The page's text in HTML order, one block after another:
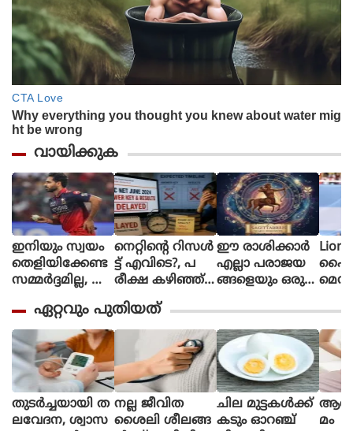
വായിക്കുക
ഇനിയും സ്വയം
തെളിയിക്കേണ്ട
സമ്മർദ്ദമില്ല, അ
ഭിച്ചാൽ സ
ന്തോഷം അത്ര
മാത്രം : ഭുവ
നേശ്വർ കുമാർ
നെറ്റിൻ്റെ റിസൾ
ട്ട് എവിടെ?, പ
രീക്ഷ കഴിഞ്ഞ്
ഒരു മാസ
മായിട്ടും ഉത്തര
സൂചിക
പോലുമില്ല, ആ
ശങ്കയിൽ
വിദ്യാർഥികൾ
ഈ രാശിക്കാര്‍
എല്ലാ പരാജയ
ങ്ങളെയും ഒരു
വാക്കി മാറ്റുന്നു
ഏറ്റവും പുതിയത്
തുടർച്ചയായി ത
ലവേദന, ശ്വാസ
നല്ല ജീവിത
ശൈലി ശീലങ്ങ
ചില മുട്ടകള്‍ക്ക്
കടും ഓറഞ്ച്
മം